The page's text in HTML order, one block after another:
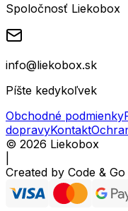
Spoločnosť Liekobox
info@liekobox.sk
Píšte kedykoľvek
Obchodné podmienky
dopravyKontakt
© 2026 Liekobox
Created by Code & Go